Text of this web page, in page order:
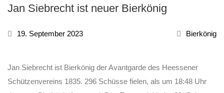
Jan Siebrecht ist neuer Bierkönig
19. September 2023 Bierkönig
Jan Siebrecht ist Bierkönig der Avantgarde des Heessener
Schützenvereins 1835. 296 Schüsse fielen, als um 18:48 Uhr